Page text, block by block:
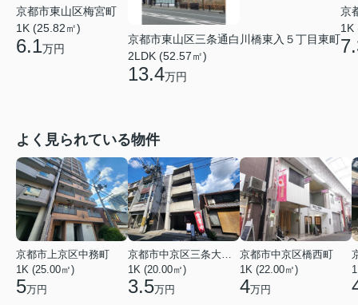
京都市東山区梅宮町
1K (25.82㎡)
6.1万円
京都市東山区三条通白川橋東入５丁目東町
2LDK (52.57㎡)
13.4万円
京
1K
よく見られている物件
京都市上京区中務町
1K (25.00㎡)
5万円
京都市中京区三条大宮町
1K (20.00㎡)
3.5万円
京都市中京区橋西町
1K (22.00㎡)
4万円